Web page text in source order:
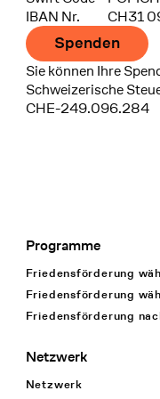
IBAN Nr.
CH31
Spenden
Sie können Ihre
Schweizerische
CHE-249.096.284
Footer
Programme
Friedensförderung
Friedensförderung
Friedensförderung
Netzwerk
Netzwerk